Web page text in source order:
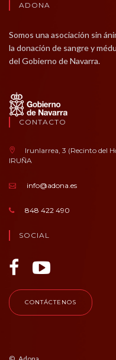
ADONA
Somos una asociación sin
la donación de sangre y
del Gobierno de Navarra.
CONTACTO
Irunlarrea, 3 (Recinto del
IRUÑA
info@adona.es
848 422 490
SOCIAL
CONTÁCTENOS